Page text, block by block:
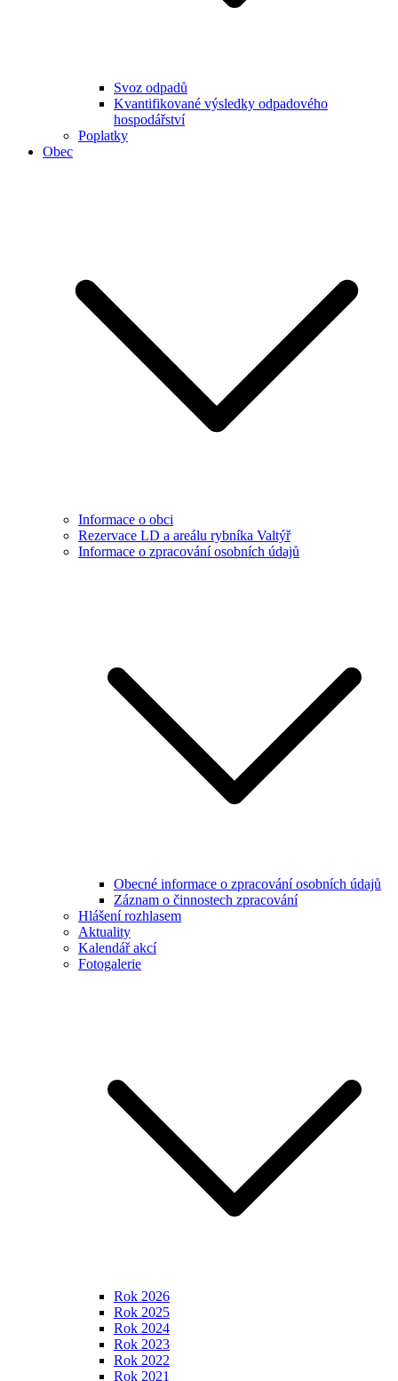
Svoz odpadů
Kvantifikované výsledky odpadového
hospodářství
Poplatky
Obec
Informace o obci
Rezervace LD a areálu rybníka Valtýř
Informace o zpracování osobních údajů
Obecné informace o zpracování osobních údajů
Záznam o činnostech zpracování
Hlášení rozhlasem
Aktuality
Kalendář akcí
Fotogalerie
Rok 2026
Rok 2025
Rok 2024
Rok 2023
Rok 2022
Rok 2021